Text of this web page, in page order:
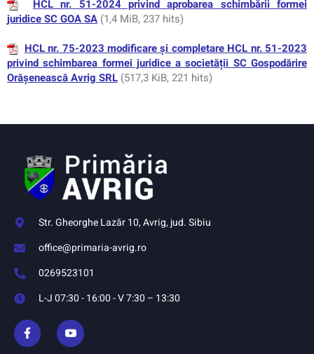
HCL nr. 51-2024 privind aprobarea schimbării formei
juridice SC GOA SA (1,4 MiB, 237 hits)
HCL nr. 75-2023 modificare și completare HCL nr. 51-2023
privind schimbarea formei juridice a societății SC Gospodărire
Orășenească Avrig SRL (517,3 KiB, 221 hits)
Str. Gheorghe Lazăr 10, Avrig, jud. Sibiu
office@primaria-avrig.ro
0269523101
L-J 07:30 - 16:00 - V 7:30 – 13:30